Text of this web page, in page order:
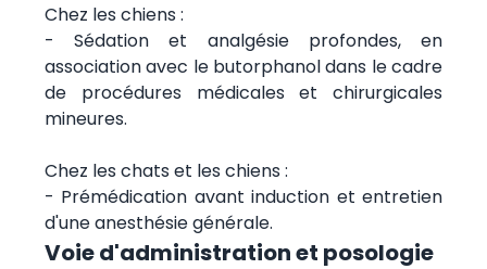
Chez les chiens :
- Sédation et analgésie profondes, en
association avec le butorphanol dans le cadre
de procédures médicales et chirurgicales
mineures.
Chez les chats et les chiens :
- Prémédication avant induction et entretien
d'une anesthésie générale.
Voie d'administration et posologie